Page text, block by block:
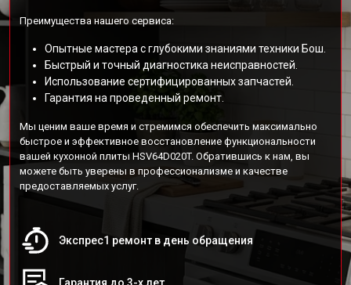
Преимущества нашего сервиса:
Опытные мастера с глубокими знаниями техники Бош.
Быстрый и точный диагностика неисправностей.
Использование сертифицированных запчастей.
Гарантия на проведенный ремонт.
Мы ценим ваше время и стремимся обеспечить максимально
быстрое и эффективное восстановление функциональности
вашей кухонной плиты HSV64D020T. Обратившись к нам, вы
можете быть уверены в профессионализме и качестве
предоставляемых услуг.
Экспрес1 ремонт в день обращения